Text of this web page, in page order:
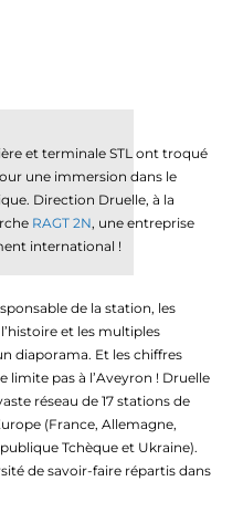
et terminale STL ont troqué
une immersion dans le
Direction Druelle, à la
RAGT 2N, une entreprise
international !
de la station, les
et les multiples
diaporama. Et les chiffres
limite pas à l’Aveyron ! Druelle
réseau de 17 stations de
(France, Allemagne,
Tchèque et Ukraine).
de savoir-faire répartis dans